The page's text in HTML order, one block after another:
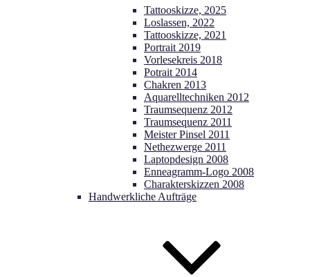
Tattooskizze, 2025
Loslassen, 2022
Tattooskizze, 2021
Portrait 2019
Vorlesekreis 2018
Potrait 2014
Chakren 2013
Aquarelltechniken 2012
Traumsequenz 2012
Traumsequenz 2011
Meister Pinsel 2011
Nethezwerge 2011
Laptopdesign 2008
Enneagramm-Logo 2008
Charakterskizzen 2008
Handwerkliche Aufträge